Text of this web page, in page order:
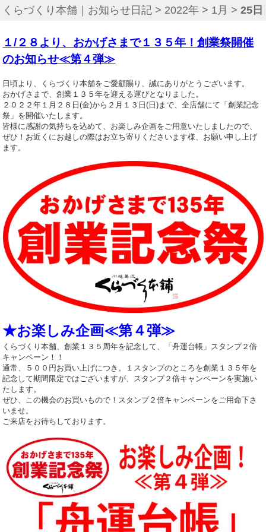
くらづくり本舗｜お知らせ日記 > 2022年 > 1月 >25日
１/２８より、おかげさまで１３５年！創業祭開催
のお知らせ≪第４弾≫
日頃より、くらづくり本舗をご愛顧賜り、誠にありがとうございます。
おかげさまで、創業１３５年を迎える運びとなりました。
２０２２年１月２８日(金)から２月１３日(日)まで、全店舗にて「創業記念
祭」を開催いたします。
皆様に感謝の気持ちを込めて、お楽しみ企画をご用意いたしましたので、
ぜひ！お近くにお越しの際はお立ち寄りくださいます様、お願い申し上げ
ます。
★お楽しみ企画≪第４弾≫
くらづくり本舗、創業１３５周年を記念して、「舟運台帳」スタンプ２倍
キャンペーン！！
通常、５００円お買い上げにつき。１スタンプのところを創業１３５年を
記念して期間限定ではございますが、スタンプ２倍キャンペーンを実施い
たします。
ぜひ、この機会のお買いもので！スタンプ２倍キャンペーンをご用命下さ
いませ。
ご来店をお待ちしております。